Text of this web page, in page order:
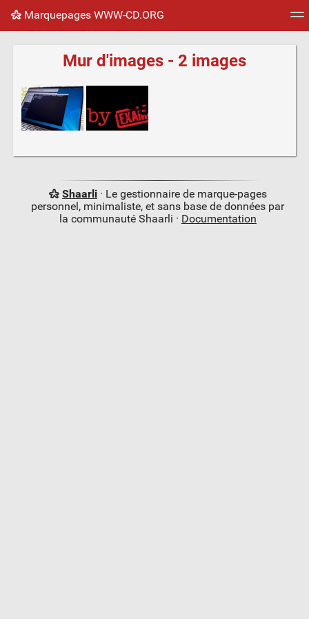
Marquepages WWW-CD.ORG
Flux
Mur d'images - 2 images
Shaarli· Le gestionnaire de marque-pages
personnel, minimaliste, et sans base de données par
la communauté Shaarli · Documentation